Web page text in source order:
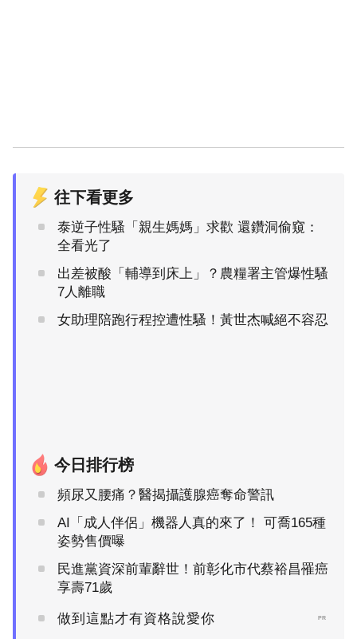
往下看更多
泰逆子性騷「親生媽媽」求歡 還鑽洞偷窺：
全看光了
出差被酸「輔導到床上」？農糧署主管爆性騷
7人離職
女助理陪跑行程控遭性騷！黃世杰喊絕不容忍
今日排行榜
頻尿又腰痛？醫揭攝護腺癌奪命警訊
AI「成人伴侶」機器人真的來了！ 可喬165種
姿勢售價曝
民進黨資深前輩辭世！前彰化市代蔡裕昌罹癌
享壽71歲
做到這點才有資格說愛你 PR